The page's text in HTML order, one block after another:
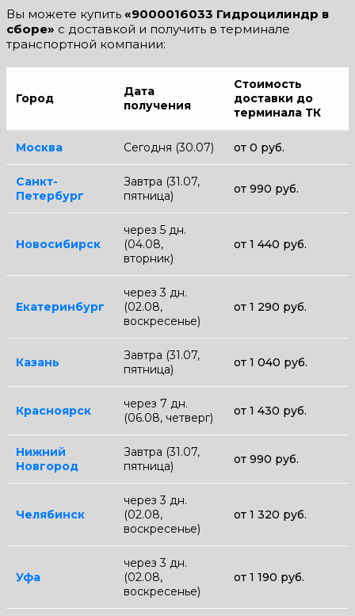
Вы можете купить «9000016033 Гидроцилиндр в
сборе» с доставкой и получить в терминале
транспортной компании:
Город
Дата
получения
Стоимость
доставки до
терминала ТК
Москва Сегодня (30.07) от 0 руб.
Санкт-
Петербург
Завтра (31.07,
пятница)
от 990 руб.
Новосибирск
через 5 дн.
(04.08,
вторник)
от 1 440 руб.
Екатеринбург
через 3 дн.
(02.08,
воскресенье)
от 1 290 руб.
Казань
Завтра (31.07,
пятница)
от 1 040 руб.
Красноярск
через 7 дн.
(06.08, четверг)
от 1 430 руб.
Нижний
Новгород
Завтра (31.07,
пятница)
от 990 руб.
Челябинск
через 3 дн.
(02.08,
воскресенье)
от 1 320 руб.
Уфа
через 3 дн.
(02.08,
воскресенье)
от 1 190 руб.